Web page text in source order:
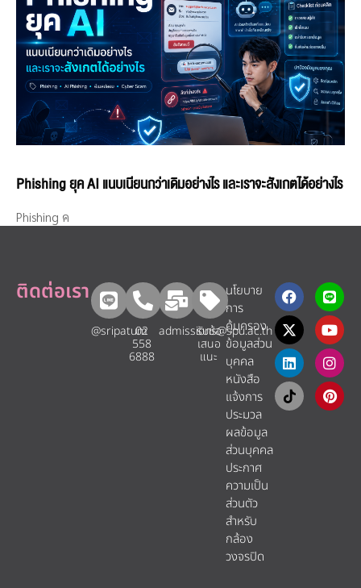
Phishing ยุค AI แนบเนียนกว่าเดิมอย่างไร และเราจะสังเกตได้อย่างไร
Phishing ค
ติดต่อเรา
@sripatum
02
558
6888
admissions@spu.ac.th
รับข้อ
เสนอ
แนะ​
นโยบาย
การ
คุ้มครอง
ข้อมูลส่วน
บุคคล
หนังสือ
แจ้งการ
ประมวล
ผลข้อมูล
ส่วนบุคคล
ประกาศ
ความเป็น
ส่วนตัว
สำหรับ
กล้อง
วงจรปิด